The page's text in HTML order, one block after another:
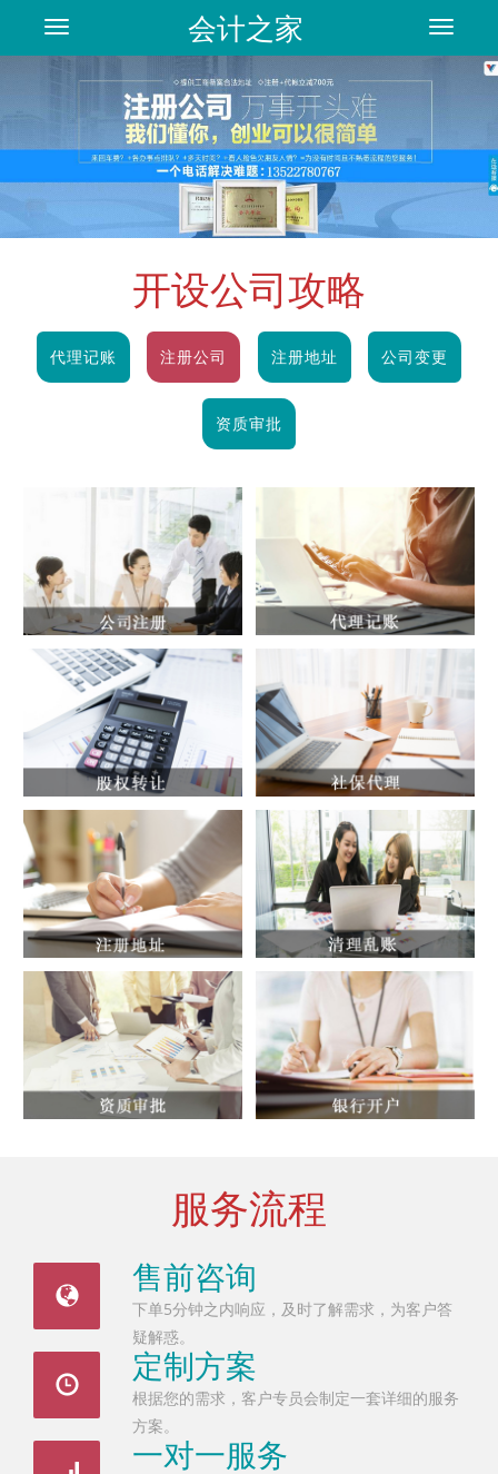
Toggle
Toggle
navigation
会计之家
开设公司攻略
代理记账 注册公司 注册地址 公司变更
资质审批
服务流程
售前咨询
下单5分钟之内响应，及时了解需求，为客户答
疑解惑。
定制方案
根据您的需求，客户专员会制定一套详细的服务
方案。
一对一服务